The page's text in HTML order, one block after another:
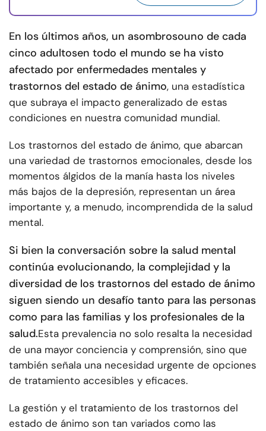
En los últimos años, un asombrosouno de cada
cinco adultosen todo el mundo se ha visto
afectado por enfermedades mentales y
trastornos del estado de ánimo, una estadística
que subraya el impacto generalizado de estas
condiciones en nuestra comunidad mundial.
Los trastornos del estado de ánimo, que abarcan
una variedad de trastornos emocionales, desde los
momentos álgidos de la manía hasta los niveles
más bajos de la depresión, representan un área
importante y, a menudo, incomprendida de la salud
mental.
Si bien la conversación sobre la salud mental
continúa evolucionando, la complejidad y la
diversidad de los trastornos del estado de ánimo
siguen siendo un desafío tanto para las personas
como para las familias y los profesionales de la
salud.Esta prevalencia no solo resalta la necesidad
de una mayor conciencia y comprensión, sino que
también señala una necesidad urgente de opciones
de tratamiento accesibles y eficaces.
La gestión y el tratamiento de los trastornos del
estado de ánimo son tan variados como las